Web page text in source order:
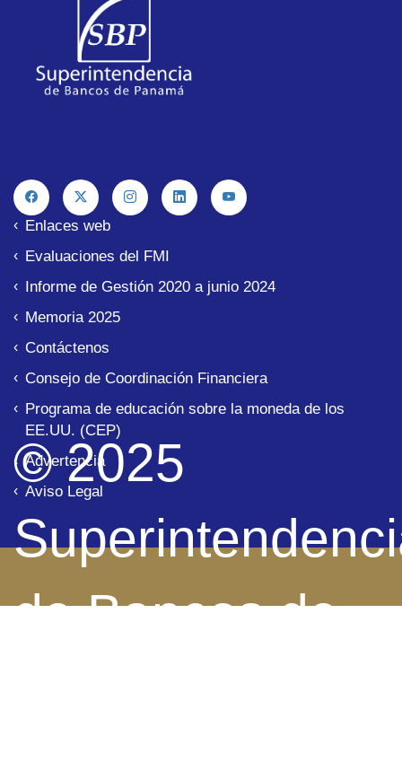
Enlaces web
Evaluaciones del FMI
Informe de Gestión 2020 a junio 2024
Memoria 2025
Contáctenos
Consejo de Coordinación Financiera
Programa de educación sobre la moneda de los
EE.UU. (CEP)
Advertencia
Aviso Legal
© 2025
de Bancos de